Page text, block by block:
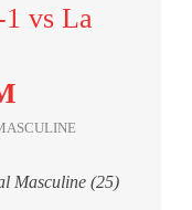
vs La
Masculine (25)